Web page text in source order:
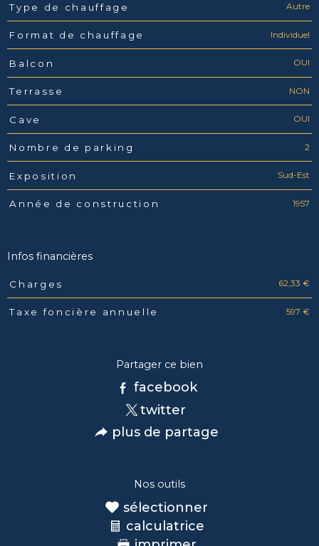
Type de chauffage Autre
Format de chauffage Individuel
Balcon OUI
Terrasse NON
Cave OUI
Nombre de parking 2
Exposition Sud-Est
Année de construction 1957
Infos financières
Caractéristiques
Charges 62,33 €
Taxe foncière annuelle 597 €
Partager ce bien
facebook
twitter
plus de partage
Nos outils
sélectionner
calculatrice